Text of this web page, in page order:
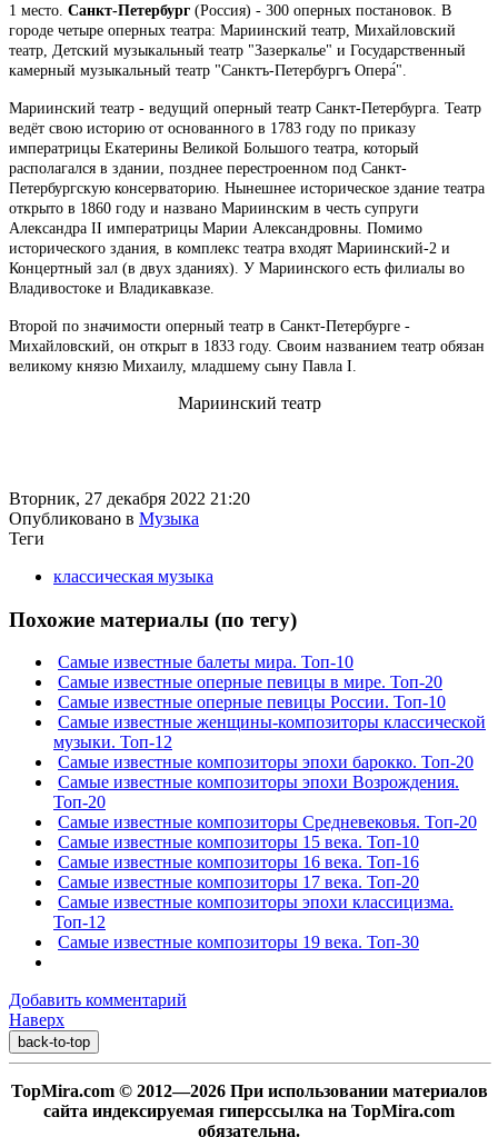
1 место. Санкт-Петербург (Россия) - 300 оперных постановок. В
городе четыре оперных театра: Мариинский театр, Михайловский
театр, Детский музыкальный театр "Зазеркалье" и Государственный
камерный музыкальный театр "Санктъ-Петербургъ Опера́".
Мариинский театр - ведущий оперный театр Санкт-Петербурга. Театр
ведёт свою историю от основанного в 1783 году по приказу
императрицы Екатерины Великой Большого театра, который
располагался в здании, позднее перестроенном под Санкт-
Петербургскую консерваторию. Нынешнее историческое здание театра
открыто в 1860 году и названо Мариинским в честь супруги
Александра II императрицы Марии Александровны. Помимо
исторического здания, в комплекс театра входят Мариинский-2 и
Концертный зал (в двух зданиях). У Мариинского есть филиалы во
Владивостоке и Владикавказе.
Второй по значимости оперный театр в Санкт-Петербурге -
Михайловский, он открыт в 1833 году. Своим названием театр обязан
великому князю Михаилу, младшему сыну Павла I.
Мариинский театр
Вторник, 27 декабря 2022 21:20
Опубликовано в Музыка
Теги
классическая музыка
Похожие материалы (по тегу)
Самые известные балеты мира. Топ-10
Самые известные оперные певицы в мире. Топ-20
Самые известные оперные певицы России. Топ-10
Самые известные женщины-композиторы классической
музыки. Топ-12
Самые известные композиторы эпохи барокко. Топ-20
Самые известные композиторы эпохи Возрождения.
Топ-20
Самые известные композиторы Средневековья. Топ-20
Самые известные композиторы 15 века. Топ-10
Самые известные композиторы 16 века. Топ-16
Самые известные композиторы 17 века. Топ-20
Самые известные композиторы эпохи классицизма.
Топ-12
Самые известные композиторы 19 века. Топ-30
Добавить комментарий
Наверх
back-to-top
TopMira.com © 2012—2026 При использовании материалов
сайта индексируемая гиперссылка на TopMira.com
обязательна.